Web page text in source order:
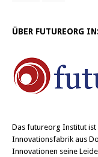
ÜBER FUTUREORG
Das futureorg Institut ist
Innovationsfabrik aus
Innovationen seine